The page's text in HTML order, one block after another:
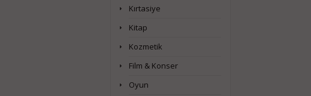
Kırtasiye
Kitap
Kozmetik
Film & Konser
Oyun